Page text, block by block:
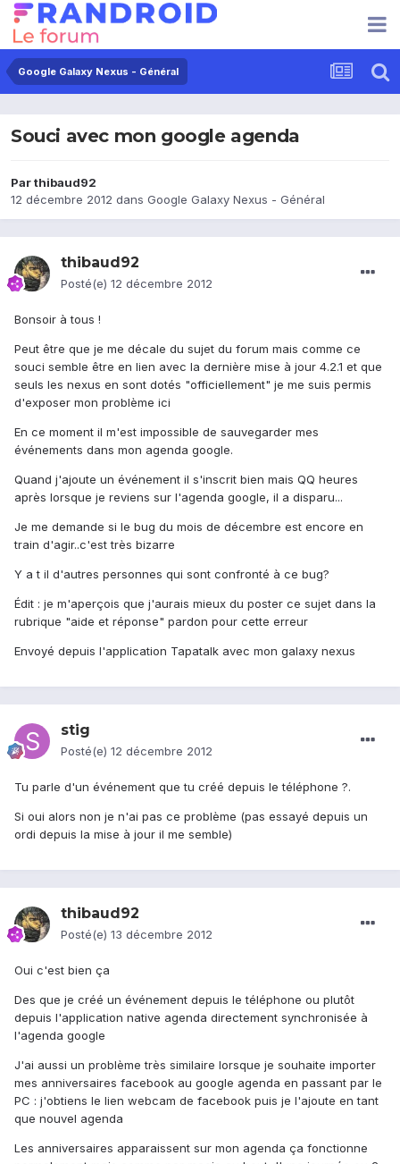
Google Galaxy Nexus - Général
Souci avec mon google agenda
Parthibaud92
12 décembre 2012 dans Google Galaxy Nexus - Général
thibaud92
Posté(e) 12 décembre 2012
Bonsoir à tous !
Peut être que je me décale du sujet du forum mais comme ce
souci semble être en lien avec la dernière mise à jour 4.2.1 et que
seuls les nexus en sont dotés "officiellement" je me suis permis
d'exposer mon problème ici
En ce moment il m'est impossible de sauvegarder mes
événements dans mon agenda google.
Quand j'ajoute un événement il s'inscrit bien mais QQ heures
après lorsque je reviens sur l'agenda google, il a disparu...
Je me demande si le bug du mois de décembre est encore en
train d'agir..c'est très bizarre
Y a t il d'autres personnes qui sont confronté à ce bug?
Édit : je m'aperçois que j'aurais mieux du poster ce sujet dans la
rubrique "aide et réponse" pardon pour cette erreur
Envoyé depuis l'application Tapatalk avec mon galaxy nexus
stig
Posté(e) 12 décembre 2012
Tu parle d'un événement que tu créé depuis le téléphone ?.
Si oui alors non je n'ai pas ce problème (pas essayé depuis un
ordi depuis la mise à jour il me semble)
thibaud92
Posté(e) 13 décembre 2012
Oui c'est bien ça
Des que je créé un événement depuis le téléphone ou plutôt
depuis l'application native agenda directement synchronisée à
l'agenda google
J'ai aussi un problème très similaire lorsque je souhaite importer
mes anniversaires facebook au google agenda en passant par le
PC : j'obtiens le lien webcam de facebook puis je l'ajoute en tant
que nouvel agenda
Les anniversaires apparaissent sur mon agenda ça fonctionne